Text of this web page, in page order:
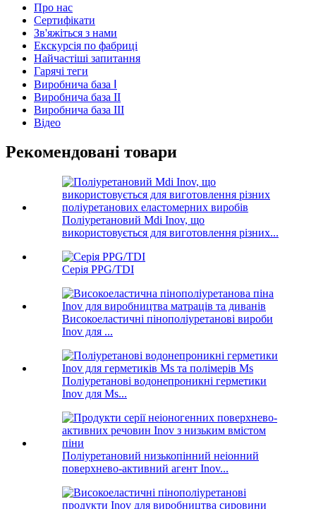
Про нас
Сертифікати
Зв'яжіться з нами
Екскурсія по фабриці
Найчастіші запитання
Гарячі теги
Виробнича база Ⅰ
Виробнича база II
Виробнича база III
Відео
Рекомендовані товари
Поліуретановий Mdi Inov, що
використовується для виготовлення різних...
Серія PPG/TDI
Високоеластичні пінополіуретанові вироби
Inov для ...
Поліуретанові водонепроникні герметики
Inov для Ms...
Поліуретановий низькопінний неіонний
поверхнево-активний агент Inov...